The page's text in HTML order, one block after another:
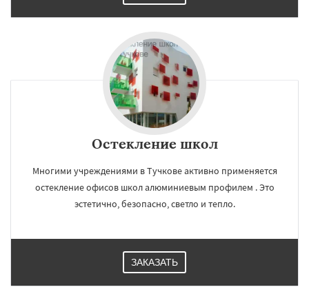
Остекление школ
Многими учреждениями в Тучкове активно применяется
остекление офисов школ алюминиевым профилем . Это
эстетично, безопасно, светло и тепло.
ЗАКАЗАТЬ